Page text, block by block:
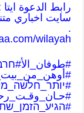
رابط الدعوة ايتا
سايت اخباري
.
wilayah
#طوفان_الأ